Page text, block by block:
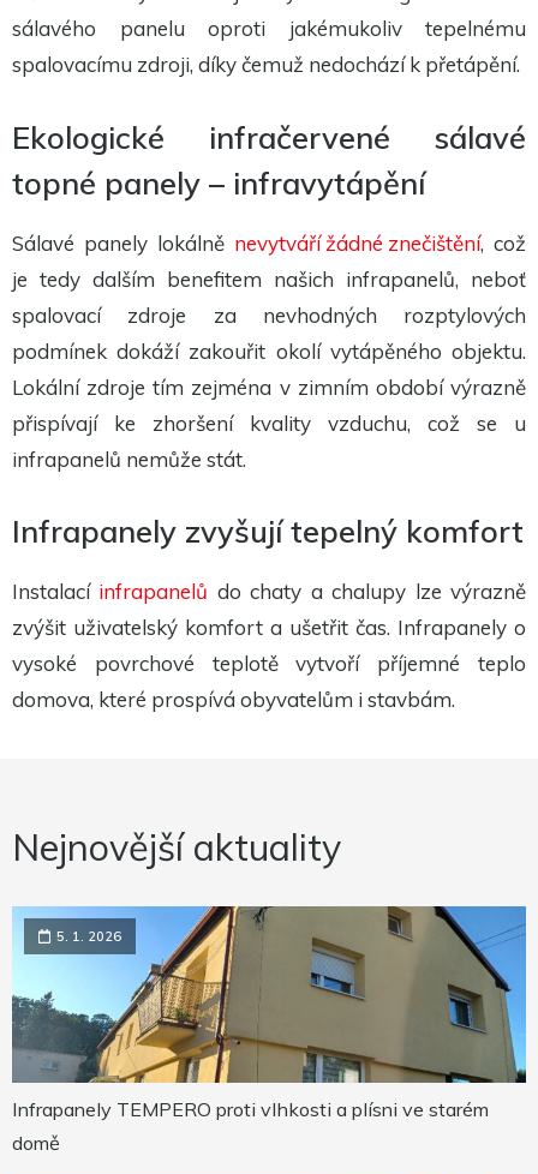
sálavého panelu oproti jakémukoliv tepelnému
spalovacímu zdroji, díky čemuž nedochází k přetápění.
Ekologické infračervené sálavé
topné panely – infravytápění
Sálavé panely lokálně nevytváří žádné znečištění, což
je tedy dalším benefitem našich infrapanelů, neboť
spalovací zdroje za nevhodných rozptylových
podmínek dokáží zakouřit okolí vytápěného objektu.
Lokální zdroje tím zejména v zimním období výrazně
přispívají ke zhoršení kvality vzduchu, což se u
infrapanelů nemůže stát.
Infrapanely zvyšují tepelný komfort
Instalací infrapanelů do chaty a chalupy lze výrazně
zvýšit uživatelský komfort a ušetřit čas. Infrapanely o
vysoké povrchové teplotě vytvoří příjemné teplo
domova, které prospívá obyvatelům i stavbám.
Nejnovější aktuality
5. 1. 2026
Infrapanely TEMPERO proti vlhkosti a plísni ve starém
domě